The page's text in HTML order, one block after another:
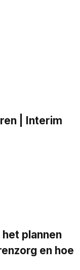
| Interim
plannen
en hoe